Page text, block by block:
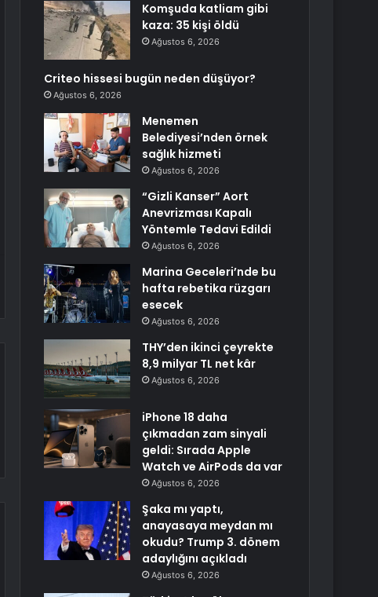
Komşuda katliam gibi
kaza: 35 kişi öldü
Ağustos 6, 2026
Criteo hissesi bugün neden düşüyor?
Ağustos 6, 2026
Menemen
Belediyesi’nden örnek
sağlık hizmeti
Ağustos 6, 2026
“Gizli Kanser” Aort
Anevrizması Kapalı
Yöntemle Tedavi Edildi
Ağustos 6, 2026
Marina Geceleri’nde bu
hafta rebetika rüzgarı
esecek
Ağustos 6, 2026
THY’den ikinci çeyrekte
8,9 milyar TL net kâr
Ağustos 6, 2026
iPhone 18 daha
çıkmadan zam sinyali
geldi: Sırada Apple
Watch ve AirPods da var
Ağustos 6, 2026
Şaka mı yaptı,
anayasaya meydan mı
okudu? Trump 3. dönem
adaylığını açıkladı
Ağustos 6, 2026